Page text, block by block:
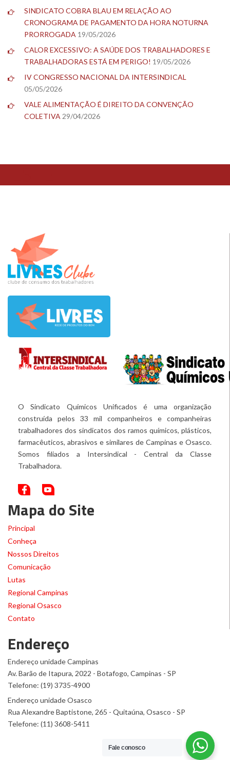
SINDICATO COBRA BLAU EM RELAÇÃO AO
CRONOGRAMA DE PAGAMENTO DA HORA NOTURNA
PRORROGADA 19/05/2026
CALOR EXCESSIVO: A SAÚDE DOS TRABALHADORES E
TRABALHADORAS ESTÁ EM PERIGO! 19/05/2026
IV CONGRESSO NACIONAL DA INTERSINDICAL
05/05/2026
VALE ALIMENTAÇÃO É DIREITO DA CONVENÇÃO
COLETIVA 29/04/2026
TESTE
O Sindicato Químicos Unificados é uma organização
construída pelos 33 mil companheiros e companheiras
trabalhadores dos sindicatos dos ramos químicos, plásticos,
farmacêuticos, abrasivos e similares de Campinas e Osasco.
Somos filiados a Intersindical - Central da Classe
Trabalhadora.
Mapa do Site
Principal
Conheça
Nossos Direitos
Comunicação
Lutas
Regional Campinas
Regional Osasco
Contato
Endereço
Endereço unidade Campinas
Av. Barão de Itapura, 2022 - Botafogo, Campinas - SP
Telefone: (19) 3735-4900
Endereço unidade Osasco
Rua Alexandre Baptistone, 265 - Quitaúna, Osasco - SP
Telefone: (11) 3608-5411
Fale conosco